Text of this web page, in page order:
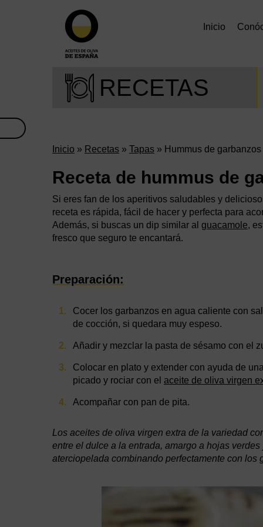
Inicio
RECETAS
Inicio » Recetas » Tapas » Hummus de garbanzos
Receta de hummus de
Si eres fan de los aperitivos saludables y
receta es rápida, fácil de hacer y perfecta para
Además, si buscas un dip similar al guacamole,
fresco que seguro te encantará.
Preparación:
Cocer los garbanzos en agua caliente con
de cocción, si quedara muy espeso.
Añadir y mezclar la pasta de sésamo con el
Colocar en plato y extender con ayuda de
picado y rociar con el aceite de oliva virgen
Acompañar con pan de pita.
Los aceites de oliva virgen extra de la variedad
entre el dulce a la entrada, amargo a hojas
aterciopelada combinando perfectamente con los